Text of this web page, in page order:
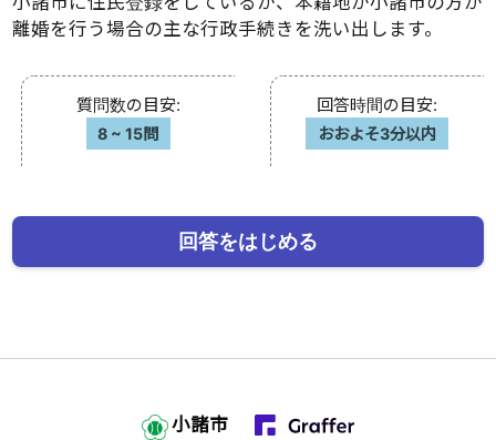
離婚を行う場合の主な行政手続きを洗い出します。
質問数の目安:
8 ~15問
回答時間の目安:
おおよそ3分以内
回答をはじめる
小諸市